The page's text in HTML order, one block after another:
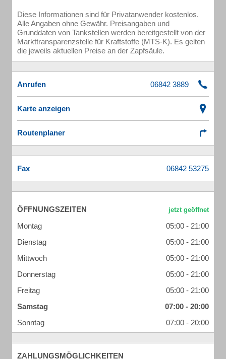
Diese Informationen sind für Privatanwender kostenlos.
Alle Angaben ohne Gewähr. Preisangaben und
Grunddaten von Tankstellen werden bereitgestellt von der
Markttransparenzstelle für Kraftstoffe (MTS-K). Es gelten
die jeweils aktuellen Preise an der Zapfsäule.
Anrufen
Karte anzeigen
Routenplaner
Fax
ÖFFNUNGSZEITEN
Montag
05:00 - 21:00
Dienstag
05:00 - 21:00
Mittwoch
05:00 - 21:00
Donnerstag
05:00 - 21:00
Freitag
05:00 - 21:00
Samstag
07:00 - 20:00
Sonntag
07:00 - 20:00
ZAHLUNGSMÖGLICHKEITEN